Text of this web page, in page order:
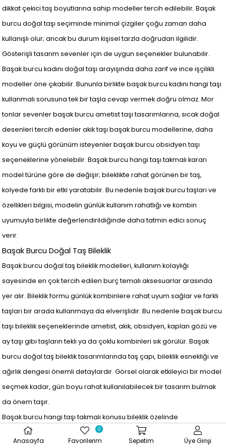
dikkat çekici taş boyutlarına sahip modeller tercih edilebilir. Başak
burcu doğal taşı seçiminde minimal çizgiler çoğu zaman daha
kullanışlı olur; ancak bu durum kişisel tarzla doğrudan ilgilidir.
Gösterişli tasarım sevenler için de uygun seçenekler bulunabilir.
Başak burcu kadını doğal taşı arayışında daha zarif ve ince işçilikli
modeller öne çıkabilir. Bununla birlikte başak burcu kadını hangi taşı
kullanmalı sorusuna tek bir taşla cevap vermek doğru olmaz. Mor
tonlar sevenler başak burcu ametist taşı tasarımlarına, sıcak doğal
desenleri tercih edenler akik taşı başak burcu modellerine, daha
koyu ve güçlü görünüm isteyenler başak burcu obsidyen taşı
seçeneklerine yönelebilir. Başak burcu hangi taşı takmalı kararı
model türüne göre de değişir; bileklikte rahat görünen bir taş,
kolyede farklı bir etki yaratabilir. Bu nedenle başak burcu taşları ve
özellikleri bilgisi, modelin günlük kullanım rahatlığı ve kombin
uyumuyla birlikte değerlendirildiğinde daha tatmin edici sonuç
verir.
Başak Burcu Doğal Taş Bileklik
Başak burcu doğal taş bileklik modelleri, kullanım kolaylığı
sayesinde en çok tercih edilen burç temalı aksesuarlar arasında
yer alır. Bileklik formu günlük kombinlere rahat uyum sağlar ve farklı
taşları bir arada kullanmaya da elverişlidir. Bu nedenle başak burcu
taşı bileklik seçeneklerinde ametist, akik, obsidyen, kaplan gözü ve
ay taşı gibi taşların tekli ya da çoklu kombinleri sık görülür. Başak
burcu doğal taş bileklik tasarımlarında taş çapı, bileklik esnekliği ve
ağırlık dengesi önemli detaylardır. Görsel olarak etkileyici bir model
seçmek kadar, gün boyu rahat kullanılabilecek bir tasarım bulmak
da önem taşır.
Başak burcu hangi taşı takmalı konusu bileklik özelinde
değerlendirildiğinde, sembolik anlam kadar fiziksel konfor öne çıkar.
Anasayfa Favorilerim
0
Sepetim Üye Girişi